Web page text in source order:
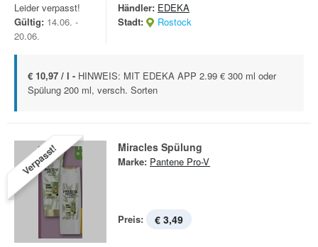
Leider verpasst!
Gültig: 14.06. -
20.06.
Händler: EDEKA
Stadt:
Rostock
€ 10,97 / l - HINWEIS: MIT EDEKA APP 2.99 € 300 ml oder
Spülung 200 ml, versch. Sorten
Verpasst! Miracles Spülung
Marke: Pantene Pro-V
Preis: € 3,49